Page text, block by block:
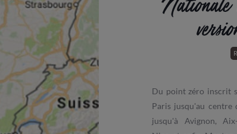
Du point zéro inscrit
Paris jusqu'au centre
jusqu'à Avignon,